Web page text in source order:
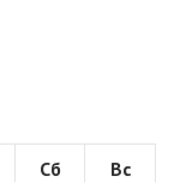
Сб Вс